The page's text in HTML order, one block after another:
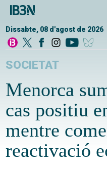
Dissabte, 08 d'agost de 2026
SOCIETAT
Menorca
cas positiu
mentre
reactivació